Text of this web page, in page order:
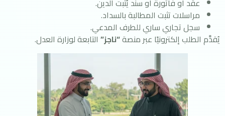
مراسلات تثبت المطالبة بالسداد.
سجل تجاري ساري للطرف المدعي.
يُقدَّم الطلب إلكترونيًا عبر منصة“ناجز” التابعة لوزارة العدل.